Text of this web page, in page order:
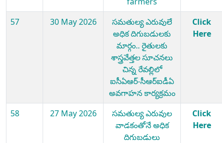
57 30 May 2026
సమతుల్య ఎరువులే
అధిక దిగుబడులకు
మార్గం.. రైతులకు
శాస్త్రవేత్తల సూచనలు
చిన్న రేవల్లిలో
ఐసీఏఆర్-సీఆర్ఐడీఏ
అవగాహన కార్యక్రమం
Click
Here
58 27 May 2026
సమతుల్య ఎరువుల
వాడకంతోనే అధిక
దిగుబడులు
Click
Here